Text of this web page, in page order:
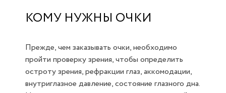
КОМУ НУЖНЫ ОЧКИ
Прежде, чем заказывать очки, необходимо
пройти проверку зрения, чтобы определить
остроту зрения, рефракции глаз, аккомодации,
внутриглазное давление, состояние глазного дна.